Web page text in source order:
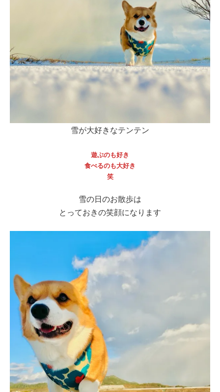
雪が大好きなテンテン
遊ぶのも好き
食べるのも大好き
笑
雪の日のお散歩は
とっておきの笑顔になります